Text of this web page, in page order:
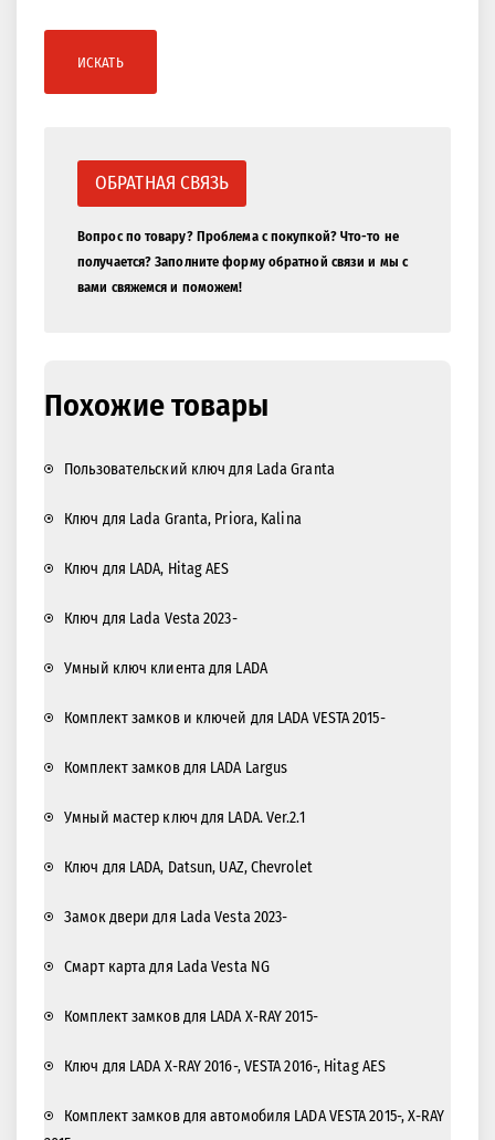
ИСКАТЬ
ОБРАТНАЯ СВЯЗЬ
Вопрос по товару? Проблема с покупкой? Что-то не
получается? Заполните форму обратной связи и мы с
вами свяжемся и поможем!
Похожие товары
Пользовательский ключ для Lada Granta
Ключ для Lada Granta, Priora, Kalina
Ключ для LADA, Hitag AES
Ключ для Lada Vesta 2023-
Умный ключ клиента для LADA
Комплект замков и ключей для LADA VESTA 2015-
Комплект замков для LADA Largus
Умный мастер ключ для LADA. Ver.2.1
Ключ для LADA, Datsun, UAZ, Chevrolet
Замок двери для Lada Vesta 2023-
Смарт карта для Lada Vesta NG
Комплект замков для LADA X-RAY 2015-
Ключ для LADA X-RAY 2016-, VESTA 2016-, Hitag AES
Комплект замков для автомобиля LADA VESTA 2015-, X-RAY